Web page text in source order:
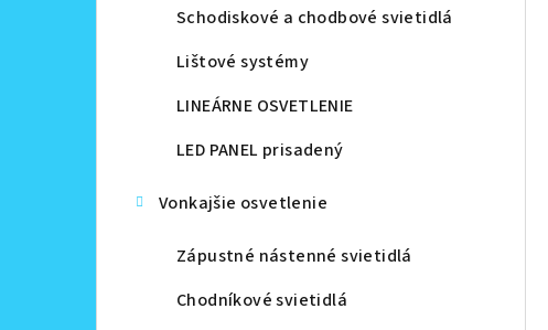
Schodiskové a chodbové svietidlá
Lištové systémy
LINEÁRNE OSVETLENIE
LED PANEL prisadený
Vonkajšie osvetlenie
Zápustné nástenné svietidlá
Chodníkové svietidlá